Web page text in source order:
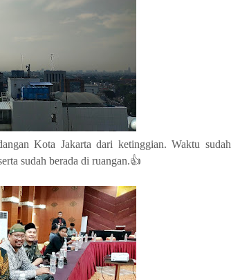
Kota Jakarta dari ketinggian. Waktu sudah
sudah berada di ruangan.👍